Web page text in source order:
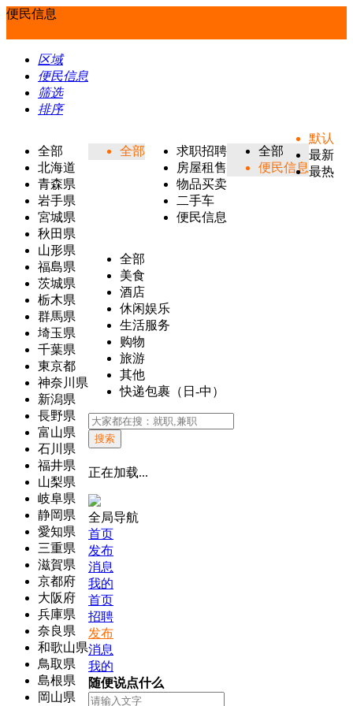
便民信息
区域
便民信息
筛选
排序
全部
北海道
青森県
岩手県
宮城県
秋田県
山形県
福島県
茨城県
栃木県
群馬県
埼玉県
千葉県
東京都
神奈川県
新潟県
長野県
富山県
石川県
福井県
山梨県
岐阜県
静岡県
愛知県
三重県
滋賀県
京都府
大阪府
兵庫県
奈良県
和歌山県
鳥取県
島根県
岡山県
全部
求职招聘
房屋租售
物品买卖
二手车
便民信息
全部
便民信息
全部
美食
酒店
休闲娱乐
生活服务
购物
旅游
其他
快递包裹（日-中）
默认
最新
最热
搜索
正在加载...
全局导航
首页
发布
消息
我的
首页
招聘
发布
消息
我的
随便说点什么